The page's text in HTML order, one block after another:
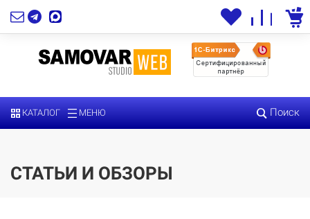
КАТАЛОГ МЕНЮ Поиск
СТАТЬИ И ОБЗОРЫ